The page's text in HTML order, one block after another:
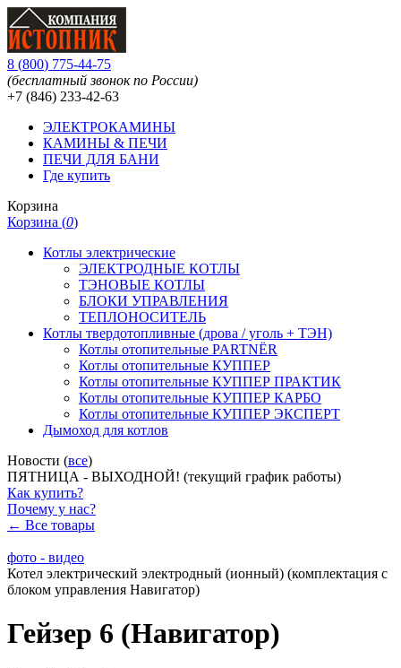
8 (800) 775-44-75
(бесплатный звонок по России)
+7 (846) 233-42-63
ЭЛЕКТРОКАМИНЫ
КАМИНЫ & ПЕЧИ
ПЕЧИ ДЛЯ БАНИ
Где купить
Корзина
Корзина (0)
Котлы электрические
ЭЛЕКТРОДНЫЕ КОТЛЫ
ТЭНОВЫЕ КОТЛЫ
БЛОКИ УПРАВЛЕНИЯ
ТЕПЛОНОСИТЕЛЬ
Котлы твердотопливные (дрова / уголь + ТЭН)
Котлы отопительные PARTNЁR
Котлы отопительные КУППЕР
Котлы отопительные КУППЕР ПРАКТИК
Котлы отопительные КУППЕР КАРБО
Котлы отопительные КУППЕР ЭКСПЕРТ
Дымоход для котлов
Новости (все)
ПЯТНИЦА - ВЫХОДНОЙ! (текущий график работы)
Как купить?
Почему у нас?
← Все товары
фото - видео
Котел электрический электродный (ионный) (комплектация с
блоком управления Навигатор)
Гейзер 6 (Навигатор)